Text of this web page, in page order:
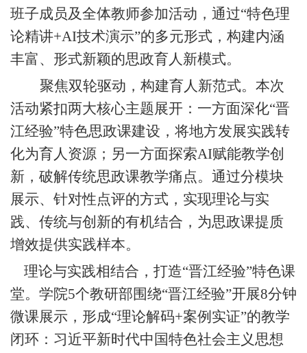
班子成员及全体教师参加活动，通过“特色理
论精讲+AI技术演示”的多元形式，构建内涵
丰富、形式新颖的思政育人新模式。
聚焦双轮驱动，构建育人新范式。本次
活动紧扣两大核心主题展开：一方面深化“晋
江经验”特色思政课建设，将地方发展实践转
化为育人资源；另一方面探索AI赋能教学创
新，破解传统思政课教学痛点。通过分模块
展示、针对性点评的方式，实现理论与实
践、传统与创新的有机结合，为思政课提质
增效提供实践样本。
理论与实践相结合，打造“晋江经验”特色课
堂。学院5个教研部围绕“晋江经验”开展8分钟
微课展示，形成“理论解码+案例实证”的教学
闭环：习近平新时代中国特色社会主义思想